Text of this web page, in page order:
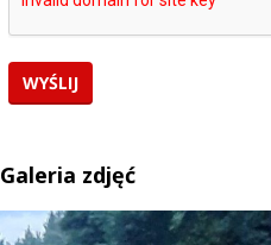
Galeria zdjęć